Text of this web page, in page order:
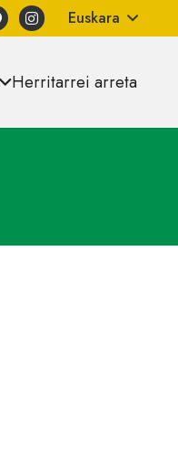
Euskara
Herritarrei arreta